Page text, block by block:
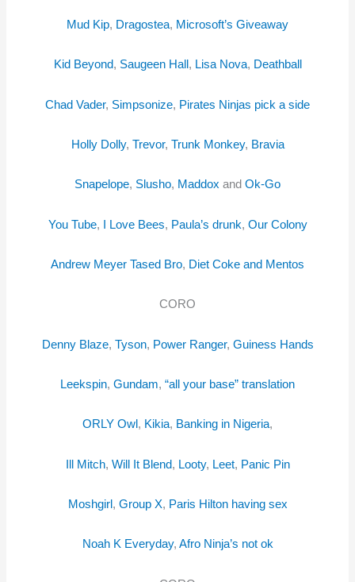
Mud Kip, Dragostea, Microsoft’s Giveaway
Kid Beyond, Saugeen Hall , Lisa Nova, Deathball
Chad Vader, Simpsonize, Pirates Ninjas pick a side
Holly Dolly, Trevor, Trunk Monkey, Bravia
Snapelope, Slusho, Maddox and Ok-Go
You Tube, I Love Bees, Paula’s drunk, Our Colony
Andrew Meyer Tased Bro, Diet Coke and Mentos
CORO
Denny Blaze, Tyson, Power Ranger, Guiness Hands
Leekspin, Gundam, “all your base” translation
ORLY Owl , Kikia, Banking in Nigeria,
Ill Mitch, Will It Blend, Looty, Leet, Panic Pin
Moshgirl , Group X, Paris Hilton having sex
Noah K Everyday, Afro Ninja’s not ok